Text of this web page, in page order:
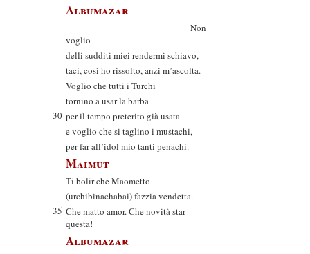
Albumazar
Non
voglio
delli sudditi miei rendermi schiavo,
taci, così ho rissolto, anzi m’ascolta.
Voglio che tutti i Turchi
tornino a usar la barba
30 per il tempo preterito già usata
e voglio che si taglino i mustachi,
per far all’idol mio tanti penachi.
Maimut
Ti bolir che Maometto
(urchibinachabai) fazzia vendetta.
35 Che matto amor. Che novità star
questa!
Albumazar